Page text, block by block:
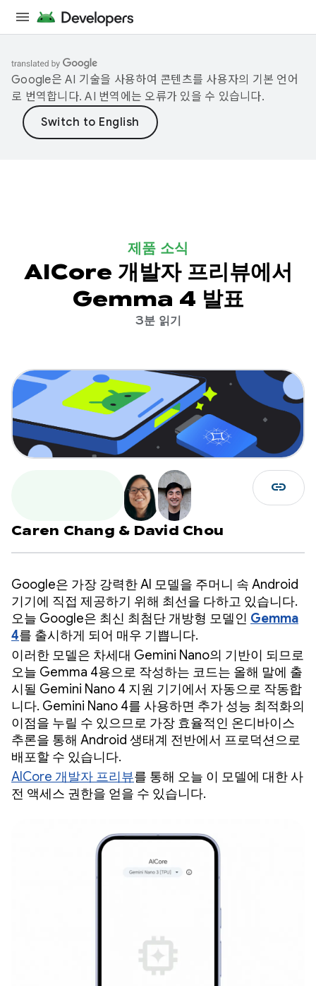
Google은 AI 기술을 사용하여 콘텐츠를 사용자의 기본 언어
로 번역합니다. AI 번역에는 오류가 있을 수 있습니다.
제품 소식
AICore 개발자 프리뷰에서
Gemma 4 발표
3분 읽기
Caren Chang & David Chou
link
Google은 가장 강력한 AI 모델을 주머니 속 Android
기기에 직접 제공하기 위해 최선을 다하고 있습니다.
오늘 Google은 최신 최첨단 개방형 모델인 Gemma
4를 출시하게 되어 매우 기쁩니다.
이러한 모델은 차세대 Gemini Nano의 기반이 되므로
오늘 Gemma 4용으로 작성하는 코드는 올해 말에 출
시될 Gemini Nano 4 지원 기기에서 자동으로 작동합
니다. Gemini Nano 4를 사용하면 추가 성능 최적화의
이점을 누릴 수 있으므로 가장 효율적인 온디바이스
추론을 통해 Android 생태계 전반에서 프로덕션으로
배포할 수 있습니다.
AICore 개발자 프리뷰를 통해 오늘 이 모델에 대한 사
전 액세스 권한을 얻을 수 있습니다.